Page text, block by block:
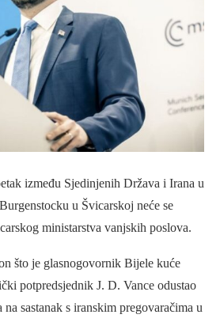
između Sjedinjenih Država i Irana u
u Švicarskoj neće se
ministarstva vanjskih poslova.
što je glasnogovornik Bijele kuće
potpredsjednik J. D. Vance odustao
sastanak s iranskim pregovaračima u